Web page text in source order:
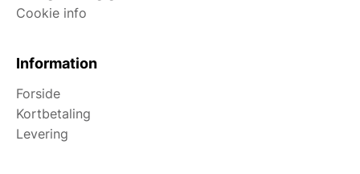
Cookie info
Information
Forside
Kortbetaling
Levering